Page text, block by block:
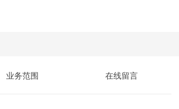
业务范围 在线留言